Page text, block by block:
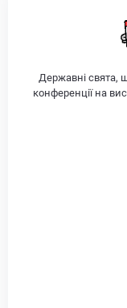
Державні свята,
конференції на